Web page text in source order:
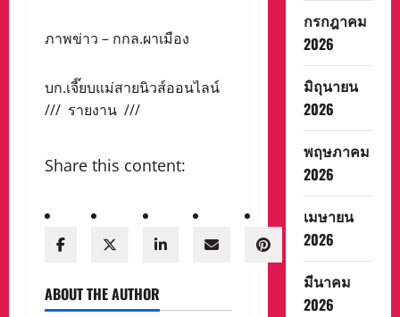
ภาพข่าว – กกล.ผาเมือง
บก.เจี๊ยบแม่สายนิวส์ออนไลน์
/// รายงาน ///
Share this content:
ABOUT THE AUTHOR
กรกฎาคม
2026
มิถุนายน
2026
พฤษภาคม
2026
เมษายน
2026
มีนาคม
2026